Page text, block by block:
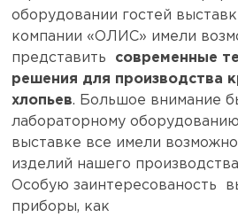
оборудовании гостей
компании «ОЛИС» имели
представить современные
решения для производства
хлопьев. Большое внимание
лабораторному
выставке все имели
изделий нашего
Особую заинтересованость
приборы, как